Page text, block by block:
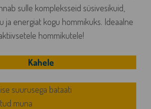
sulle kompleksseid süsivesikuid,
ja energiat kogu hommikuks. Ideaalne
hommikutele!
Kahele
suurusega bataati
muna